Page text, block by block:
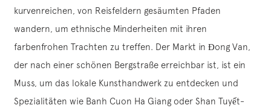
kurvenreichen, von Reisfeldern gesäumten Pfaden
wandern, um ethnische Minderheiten mit ihren
farbenfrohen Trachten zu treffen. Der Markt in Đong Van,
der nach einer schönen Bergstraße erreichbar ist, ist ein
Muss, um das lokale Kunsthandwerk zu entdecken und
Spezialitäten wie Banh Cuon Ha Giang oder Shan Tuyết-